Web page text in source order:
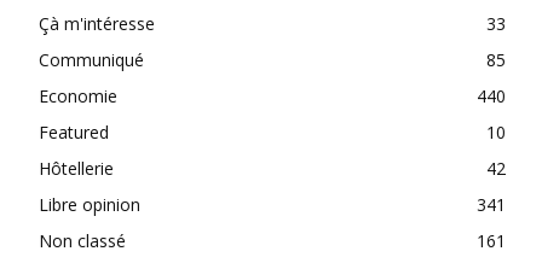
Çà m'intéresse
33
Communiqué
85
Economie
440
Featured
10
Hôtellerie
42
Libre opinion
341
Non classé
161